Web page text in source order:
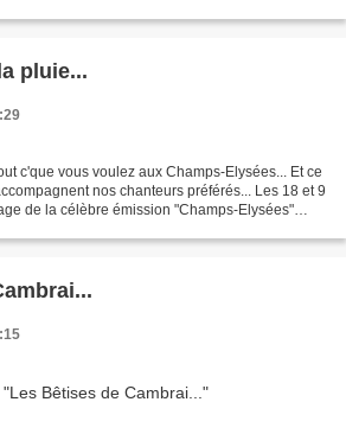
pluie...
c'que vous voulez aux Champs-Elysées... Et ce
nos chanteurs préférés... Les 18 et 9
de la célèbre émission "Champs-Elysées"